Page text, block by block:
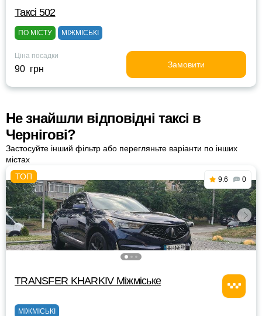
Таксі 502
ПО МІСТУ МІЖМІСЬКІ
Ціна посадки
90 грн Замовити
Не знайшли відповідні таксі в
Чернігові?
Застосуйте інший фільтр або перегляньте варіанти по інших
містах
9.6 0
TRANSFER KHARKIV Міжміське
МІЖМІСЬКІ